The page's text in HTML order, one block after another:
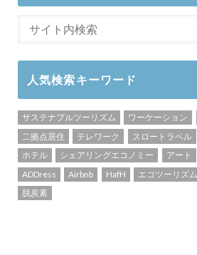
人気検索キーワード
サステナブルツーリズム ワーケーション
二拠点居住
テレワーク スロートラベル
ホテル
シェアリングエコノミー アート
ADDress
Airbnb HafH エコツーリズム
脱炭素